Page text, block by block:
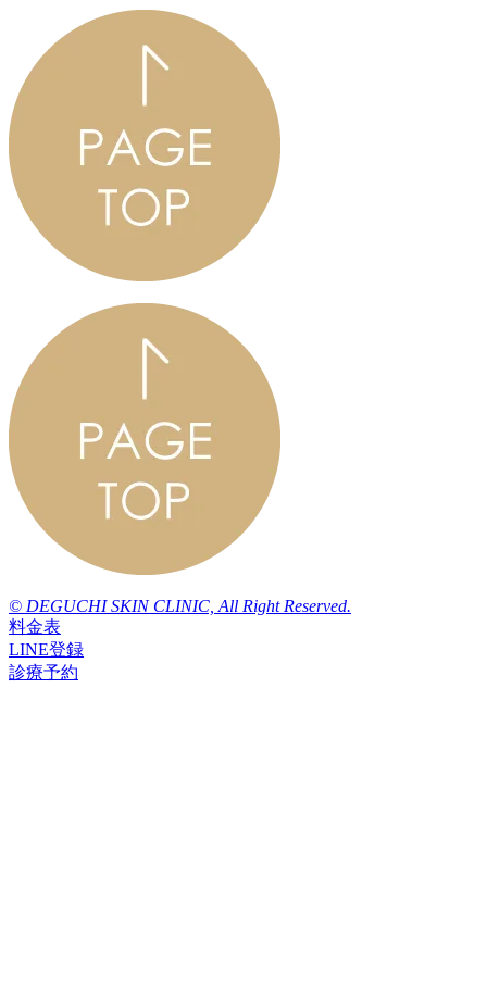
© DEGUCHI SKIN CLINIC, All Right Reserved.
料金表
LINE登録
診療予約